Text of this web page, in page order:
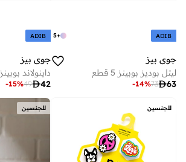
+
5 ADIB
جوي بيز
ليتل بوديز بوبينز 5 قطع
63
73
-14%
ADIB
جوي بيز
داينولاند بوبينز 3 قطع
42
49
-15%
للجنسين للجنسين